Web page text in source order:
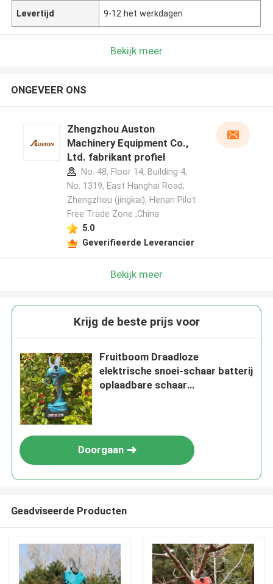
Levertijd 9-12 het werkdagen
Bekijk meer
ONGEVEER ONS
Zhengzhou Auston
Machinery Equipment Co.,
Ltd. fabrikant profiel
No. 48, Floor 14, Building 4,
No. 1319, East Hanghai Road,
Zhengzhou (jingkai), Henan Pilot
Free Trade Zone ,China
5.0
Geverifieerde Leverancier
Bekijk meer
Krijg de beste prijs voor
Fruitboom Draadloze
elektrische snoei-schaar batterij
oplaadbare schaar
Doorgaan
Geadviseerde Producten